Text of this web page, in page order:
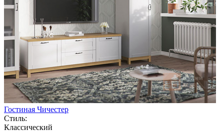
Гостиная Чичестер
Стиль:
Классический